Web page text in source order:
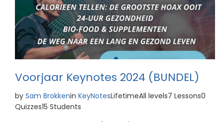
Voorjaar Keynotes 2024 (BUNDEL)
by Sam Brokkenin KeyNotesLifetimeAll levels7 Lessons0
Quizzes15 Students